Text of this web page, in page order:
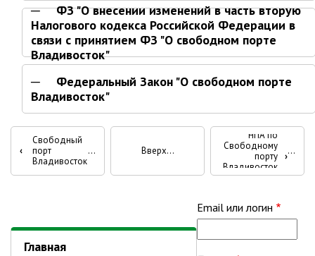
Почётные жители
Фотогалерея
Старые фотографии нашего
города
Старые фотографии нашего
города (продолжение)
Старый и новый Партизанск
Сучанские каменноугольные копи
Книга «О геологах – с пристрастием»
Книга "Партизанск. Энергия времени."
ФЗ "О внесении изменений в часть вторую
Налогового кодекса Российской Федерации в
связи с принятием ФЗ "О свободном порте
Владивосток"
Федеральный Закон "О свободном порте
Владивосток"
Перекрёстные
ссылки
Законодательные
‹
Свободный
порт
Владивосток
Вверх
НПА по
Свободному
порту
Владивосток
›
Главная
Email или логин